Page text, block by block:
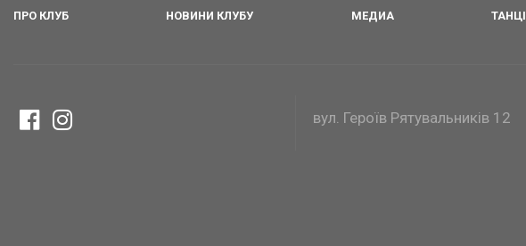
ПРО КЛУБ НОВИНИ КЛУБУ МЕДИА ТАНЦІ
вул. Героїв Рятувальників 12